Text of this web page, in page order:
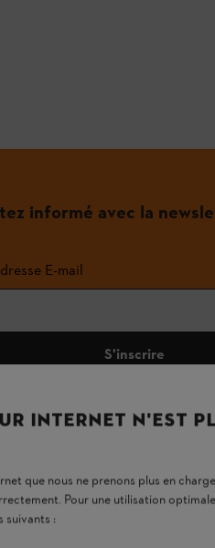
informé avec la
E-mail
S'inscrire
INTERNET N'EST
que nous ne prenons plus en
Pour une utilisation
suivants :